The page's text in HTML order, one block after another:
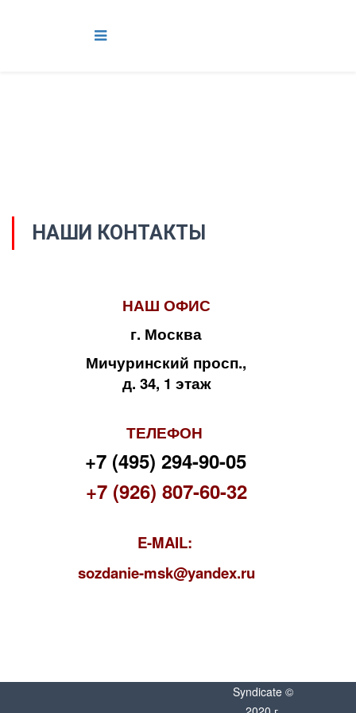
НАШИ КОНТАКТЫ
НАШ ОФИС
г. Москва
Мичуринский просп.,
д. 34, 1 этаж
ТЕЛЕФОН
+7 (495) 294-90-05
+7 (926) 807-60-32
E-MAIL:
sozdanie-msk@yandex.ru
Syndicate ©